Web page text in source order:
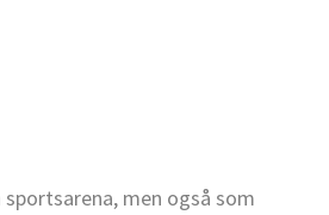
men også som